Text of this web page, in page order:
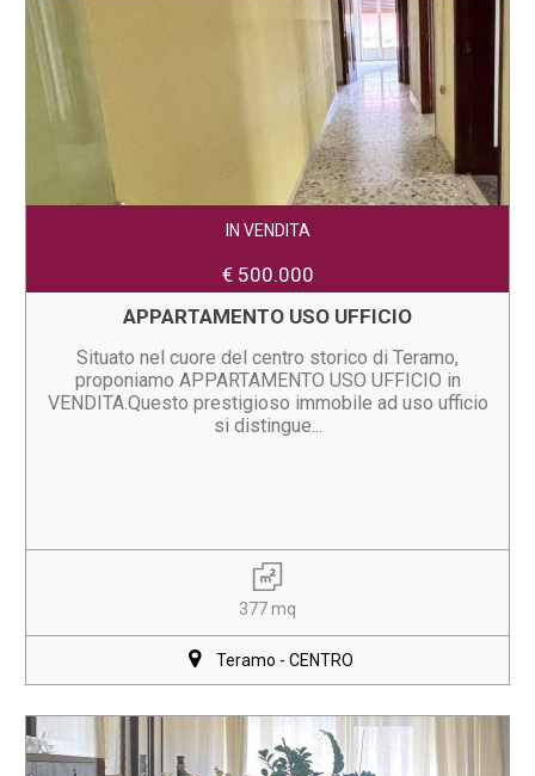
IN VENDITA
€ 500.000
APPARTAMENTO USO UFFICIO
Situato nel cuore del centro storico di Teramo,
proponiamo APPARTAMENTO USO UFFICIO in
VENDITA.Questo prestigioso immobile ad uso ufficio
si distingue...
377 mq
Teramo - CENTRO